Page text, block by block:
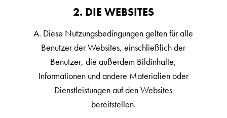
2. DIE WEBSITES
A. Diese Nutzungsbedingungen gelten für alle
Benutzer der Websites, einschließlich der
Benutzer, die außerdem Bildinhalte,
Informationen und andere Materialien oder
Dienstleistungen auf den Websites
bereitstellen.